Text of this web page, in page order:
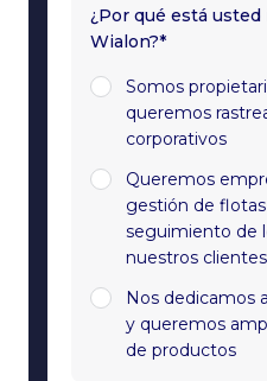
¿Por qué está
Wialon?*
Somos
queremos
corporativos
Queremos
gestión de
seguimiento de
nuestros clientes
Nos dedicamos
y queremos
de productos